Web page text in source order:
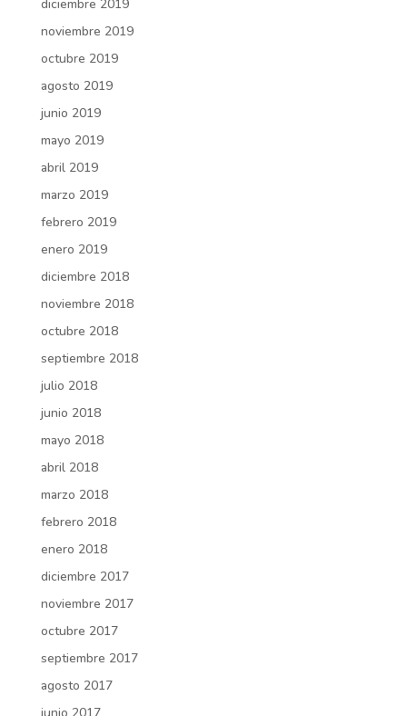
diciembre 2019
noviembre 2019
octubre 2019
agosto 2019
junio 2019
mayo 2019
abril 2019
marzo 2019
febrero 2019
enero 2019
diciembre 2018
noviembre 2018
octubre 2018
septiembre 2018
julio 2018
junio 2018
mayo 2018
abril 2018
marzo 2018
febrero 2018
enero 2018
diciembre 2017
noviembre 2017
octubre 2017
septiembre 2017
agosto 2017